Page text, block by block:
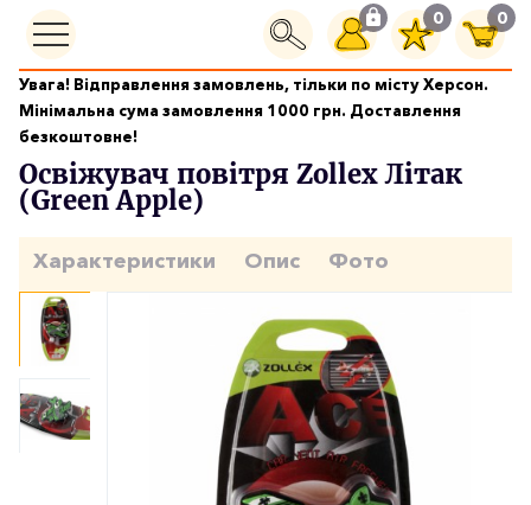
0 0
Увага! Відправлення замовлень, тільки по місту Херсон.
Мінімальна сума замовлення 1000 грн. Доставлення
безкоштовне!
Ароматизатори
Освіжувач повітря Zollex Літак (Green Apple)
Освіжувач повітря Zollex Літак
(Green Apple)
Характеристики Опис Фото